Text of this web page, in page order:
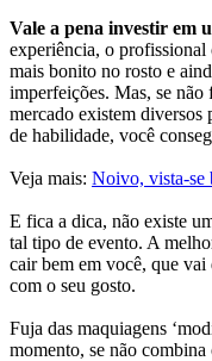
Vale a pena investir em
experiência, o profissional
mais bonito no rosto e
imperfeições. Mas, se
mercado existem diversos
de habilidade, você
Veja mais: Noivo, vista-se
E fica a dica, não existe
tal tipo de evento. A
cair bem em você, que
com o seu gosto.
Fuja das maquiagens
momento, se não combina